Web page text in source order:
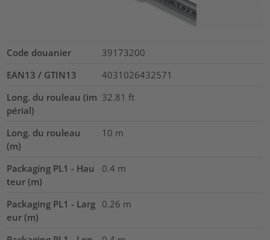
Code douanier
39173200
EAN13 / GTIN13
4031026432571
Long. du rouleau (im
périal)
32.81 ft
Long. du rouleau
(m)
10 m
Packaging PL1 - Hau
teur (m)
0.4 m
Packaging PL1 - Larg
eur (m)
0.26 m